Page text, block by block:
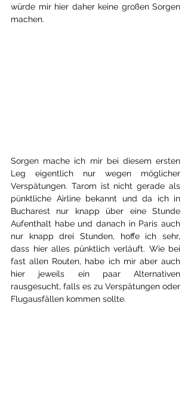
würde mir hier daher keine großen Sorgen
machen.
Sorgen mache ich mir bei diesem ersten
Leg eigentlich nur wegen möglicher
Verspätungen. Tarom ist nicht gerade als
pünktliche Airline bekannt und da ich in
Bucharest nur knapp über eine Stunde
Aufenthalt habe und danach in Paris auch
nur knapp drei Stunden, hoffe ich sehr,
dass hier alles pünktlich verläuft. Wie bei
fast allen Routen, habe ich mir aber auch
hier jeweils ein paar Alternativen
rausgesucht, falls es zu Verspätungen oder
Flugausfällen kommen sollte.